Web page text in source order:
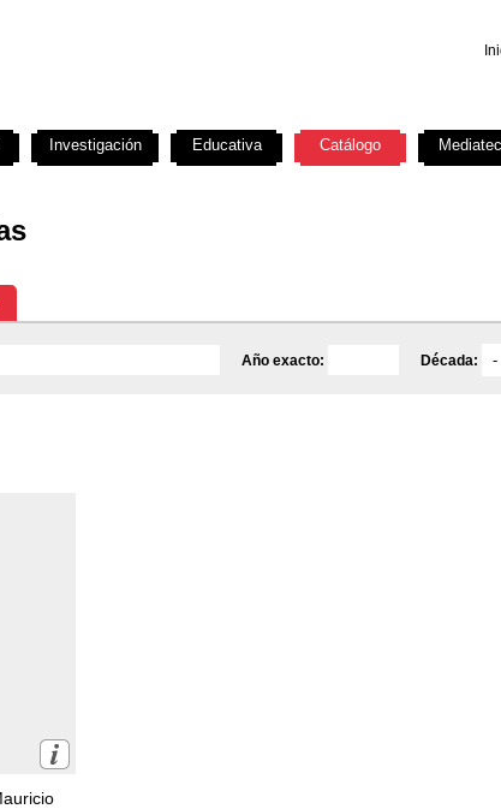
Año exacto: Década:
Investigación Educativa Catálogo